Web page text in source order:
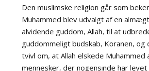
Den muslimske religion går som
Muhammed blev udvalgt af en
alvidende guddom, Allah, til at
guddommeligt budskab, Koranen, og
tvivl om, at Allah elskede Muhammed
mennesker, der nogensinde har levet